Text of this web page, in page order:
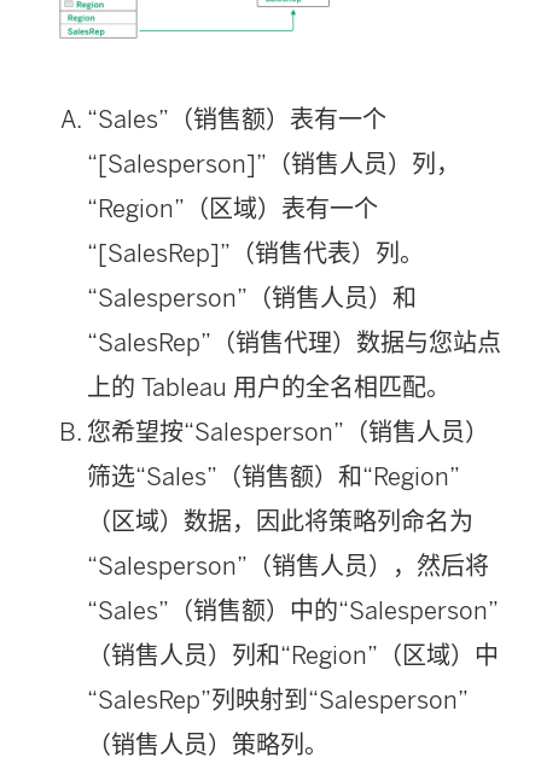
“Sales”（销售额）表有一个
“[Salesperson]”（销售人员）列，
“Region”（区域）表有一个
“[SalesRep]”（销售代表）列。
“Salesperson”（销售人员）和
“SalesRep”（销售代理）数据与您站点
上的 Tableau 用户的全名相匹配。
您希望按“Salesperson”（销售人员）
筛选“Sales”（销售额）和“Region”
（区域）数据，因此将策略列命名为
“Salesperson”（销售人员），然后将
“Sales”（销售额）中的“Salesperson”
（销售人员）列和“Region”（区域）中
“SalesRep”列映射到“Salesperson”
（销售人员）策略列。